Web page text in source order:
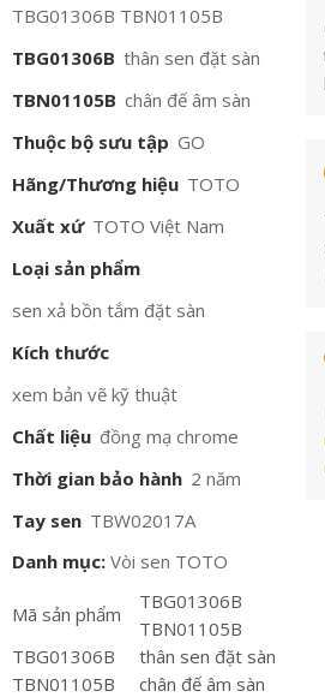
TBG01306B TBN01105B
TBG01306B thân sen đặt sàn
TBN01105B chân đế âm sàn
Thuộc bộ sưu tập GO
Hãng/Thương hiệu TOTO
Xuất xứ TOTO Việt Nam
Loại sản phẩm
sen xả bồn tắm đặt sàn
Kích thước
xem bản vẽ kỹ thuật
Chất liệu đồng mạ chrome
Thời gian bảo hành 2 năm
Tay sen TBW02017A
Danh mục: Vòi sen TOTO
Mã sản phẩm
TBG01306B
TBN01105B
TBG01306B
thân sen đặt sàn
TBN01105B
chân đế âm sàn